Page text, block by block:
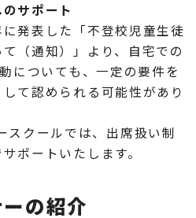
サポート
発表した「不登校児童生徒
（通知）」より、自宅での
についても、一定の要件を
て認められる可能性があり
クールでは、出席扱い制
ポートいたします。
の紹介